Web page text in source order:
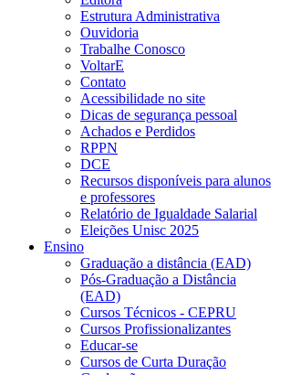
Estrutura Administrativa
Ouvidoria
Trabalhe Conosco
VoltarE
Contato
Acessibilidade no site
Dicas de segurança pessoal
Achados e Perdidos
RPPN
DCE
Recursos disponíveis para alunos
e professores
Relatório de Igualdade Salarial
Eleições Unisc 2025
Ensino
Graduação a distância (EAD)
Pós-Graduação a Distância
(EAD)
Cursos Técnicos - CEPRU
Cursos Profissionalizantes
Educar-se
Cursos de Curta Duração